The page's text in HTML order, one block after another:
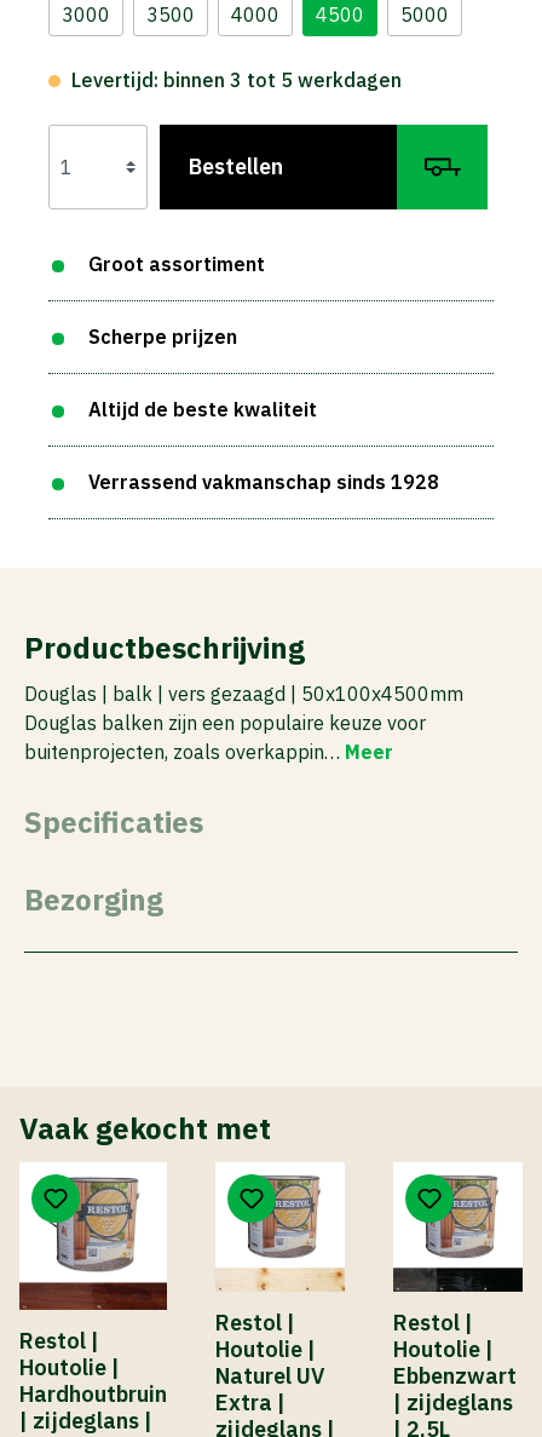
3000
3500 4000 4500 5000
Levertijd: binnen 3 tot 5 werkdagen
Bestellen
Groot assortiment
Scherpe prijzen
Altijd de beste kwaliteit
Verrassend vakmanschap sinds 1928
Productbeschrijving
Douglas | balk | vers gezaagd | 50x100x4500mm
Douglas balken zijn een populaire keuze voor
buitenprojecten, zoals overkappin… Meer
Specificaties
Bezorging
Vaak gekocht met
Restol |
Houtolie |
Hardhoutbruin
| zijdeglans |
Restol |
Houtolie |
Naturel UV
Extra |
zijdeglans |
Restol |
Houtolie |
Ebbenzwart
| zijdeglans
| 2,5L